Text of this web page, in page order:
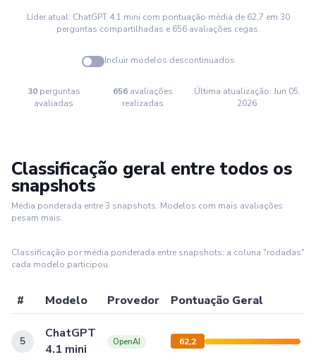
Líder atual: ChatGPT 4.1 mini com pontuação média de 62,7 em 30
perguntas compartilhadas e 656 avaliações cegas.
Incluir modelos descontinuados
30perguntas
avaliadas
656avaliações
realizadas
Última atualização: Jun 05,
2026
Classificação geral entre todos os
snapshots
Média ponderada entre 3 snapshots. Modelos com mais avaliações
pesam mais.
Classificação por média ponderada entre snapshots; a coluna "rodadas"
cada modelo participou.
# Modelo Provedor Pontuação Geral
5
ChatGPT
4.1 mini
OpenAI 62,2